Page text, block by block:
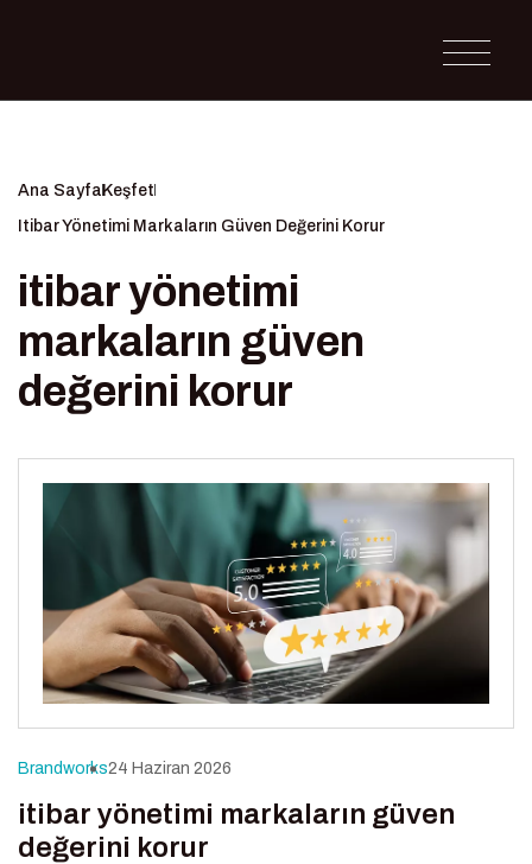
Ana Sayfa Keşfet
Itibar Yönetimi Markaların Güven Değerini Korur
itibar yönetimi
markaların güven
değerini korur
Brandworks24 Haziran 2026
itibar yönetimi markaların güven
değerini korur